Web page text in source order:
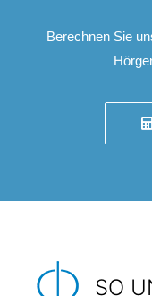
Berechnen Sie
SO